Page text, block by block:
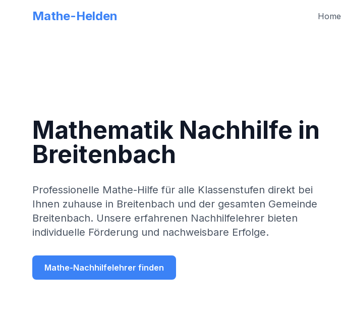
Mathe-Helden Home
Mathematik Nachhilfe in
Breitenbach
Professionelle Mathe-Hilfe für alle Klassenstufen direkt bei
Ihnen zuhause in Breitenbach und der gesamten Gemeinde
Breitenbach. Unsere erfahrenen Nachhilfelehrer bieten
individuelle Förderung und nachweisbare Erfolge.
Mathe-Nachhilfelehrer finden